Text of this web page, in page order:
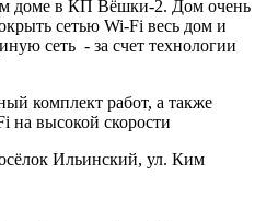
доме в КП Вёшки-2. Дом очень
сетью Wi-Fi весь дом и
сеть - за счет технологии
комплект работ, а также
на высокой скорости